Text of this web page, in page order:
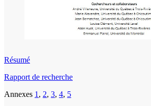
Résumé
Rapport de recherche
Annexes 1 , 2, 3, 4, 5